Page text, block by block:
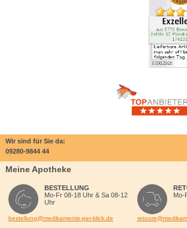
Wir sind für Sie da:
09280-9844 44
Meine Apotheke
BESTELLUNG
Mo-Fr 08-18 Uhr & Sa 08-12
Uhr
bestellung@medikamente-per-klick.de
Mo-